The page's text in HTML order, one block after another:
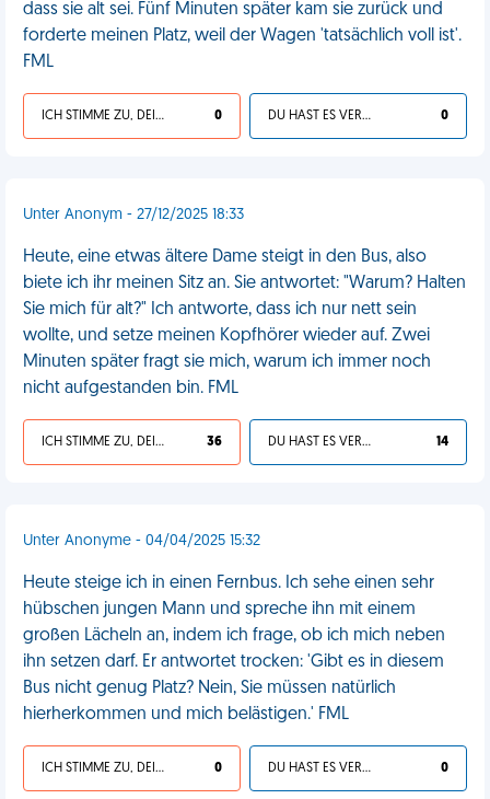
dass sie alt sei. Fünf Minuten später kam sie zurück und
forderte meinen Platz, weil der Wagen 'tatsächlich voll ist'.
FML
ICH STIMME ZU, DEIN LEBEN IST SCHEISSE 0 DU HAST ES VERDIENT 0
Unter Anonym - 27/12/2025 18:33
Heute, eine etwas ältere Dame steigt in den Bus, also
biete ich ihr meinen Sitz an. Sie antwortet: "Warum? Halten
Sie mich für alt?" Ich antworte, dass ich nur nett sein
wollte, und setze meinen Kopfhörer wieder auf. Zwei
Minuten später fragt sie mich, warum ich immer noch
nicht aufgestanden bin. FML
ICH STIMME ZU, DEIN LEBEN IST SCHEISSE 36 DU HAST ES VERDIENT 14
Unter Anonyme - 04/04/2025 15:32
Heute steige ich in einen Fernbus. Ich sehe einen sehr
hübschen jungen Mann und spreche ihn mit einem
großen Lächeln an, indem ich frage, ob ich mich neben
ihn setzen darf. Er antwortet trocken: 'Gibt es in diesem
Bus nicht genug Platz? Nein, Sie müssen natürlich
hierherkommen und mich belästigen.' FML
ICH STIMME ZU, DEIN LEBEN IST SCHEISSE 0 DU HAST ES VERDIENT 0